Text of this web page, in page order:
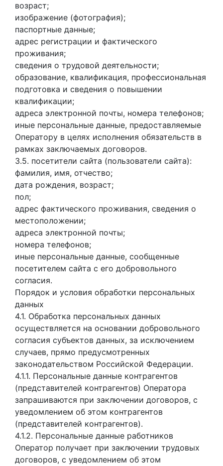
возраст;
изображение (фотография);
паспортные данные;
адрес регистрации и фактического
проживания;
сведения о трудовой деятельности;
образование, квалификация, профессиональная
подготовка и сведения о повышении
квалификации;
адреса электронной почты, номера телефонов;
иные персональные данные, предоставляемые
Оператору в целях исполнения обязательств в
рамках заключаемых договоров.
3.5. посетители сайта (пользователи сайта):
фамилия, имя, отчество;
дата рождения, возраст;
пол;
адрес фактического проживания, сведения о
местоположении;
адреса электронной почты;
номера телефонов;
иные персональные данные, сообщенные
посетителем сайта с его добровольного
согласия.
Порядок и условия обработки персональных
данных
4.1. Обработка персональных данных
осуществляется на основании добровольного
согласия субъектов данных, за исключением
случаев, прямо предусмотренных
законодательством Российской Федерации.
4.1.1. Персональные данные контрагентов
(представителей контрагентов) Оператора
запрашиваются при заключении договоров, с
уведомлением об этом контрагентов
(представителей контрагентов).
4.1.2. Персональные данные работников
Оператор получает при заключении трудовых
договоров, с уведомлением об этом